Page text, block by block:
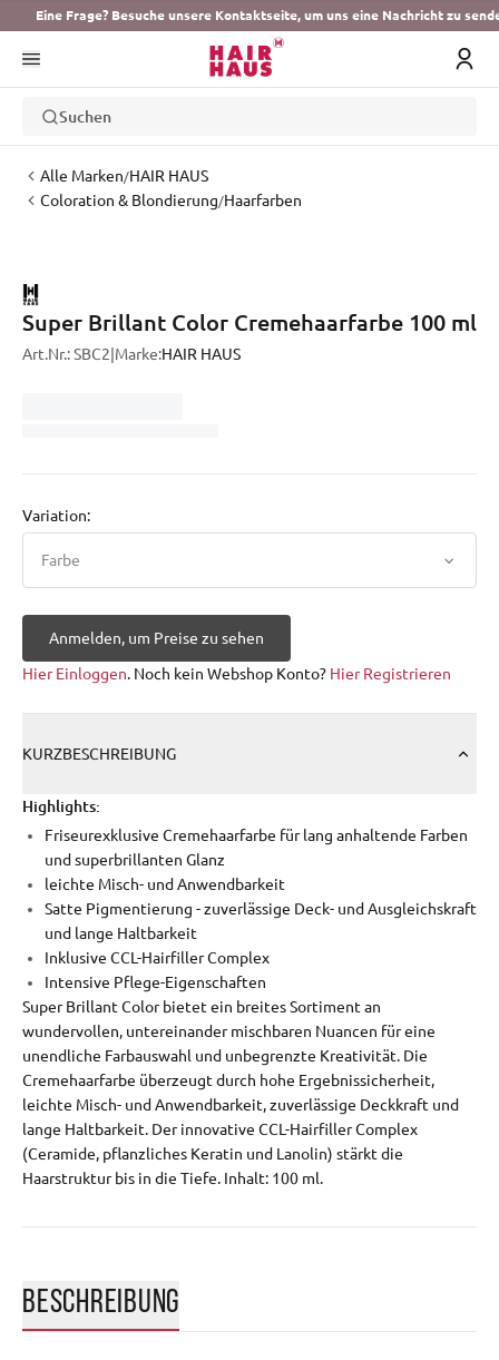
Eine Frage? Besuche unsere Kontaktseite, um uns eine Nachricht zu
Suchen
Alle Marken/HAIR HAUS
Coloration & Blondierung/Haarfarben
Super Brillant Color Cremehaarfarbe 100 ml
Art.Nr.:SBC2 Marke:HAIR HAUS
Variation:
Farbe
Anmelden, um Preise zu sehen
Hier Einloggen. Noch kein Webshop Konto? Hier Registrieren
KURZBESCHREIBUNG
Highlights:
Friseurexklusive Cremehaarfarbe für lang anhaltende Farben
und superbrillanten Glanz
leichte Misch- und Anwendbarkeit
Satte Pigmentierung - zuverlässige Deck- und Ausgleichskraft
und lange Haltbarkeit
Inklusive CCL-Hairfiller Complex
Intensive Pflege-Eigenschaften
Super Brillant Color bietet ein breites Sortiment an
wundervollen, untereinander mischbaren Nuancen für eine
unendliche Farbauswahl und unbegrenzte Kreativität. Die
Cremehaarfarbe überzeugt durch hohe Ergebnissicherheit,
leichte Misch- und Anwendbarkeit, zuverlässige Deckkraft und
lange Haltbarkeit. Der innovative CCL-Hairfiller Complex
(Ceramide, pflanzliches Keratin und Lanolin) stärkt die
Haarstruktur bis in die Tiefe. Inhalt: 100 ml.
BESCHREIBUNG